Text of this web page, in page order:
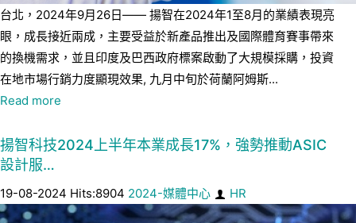
台北，2024年9月26日—— 揚智在2024年1至8月的業績表現亮
眼，成長接近兩成，主要受益於新產品推出及國際體育賽事帶來
的換機需求，並且印度及巴西政府標案啟動了大規模採購，投資
在地市場行銷力度顯現效果, 九月中旬於荷蘭阿姆斯...
Read more
揚智科技2024上半年本業成長17%，強勢推動ASIC
設計服…
19-08-2024 Hits:8904 2024-媒體中心 HR